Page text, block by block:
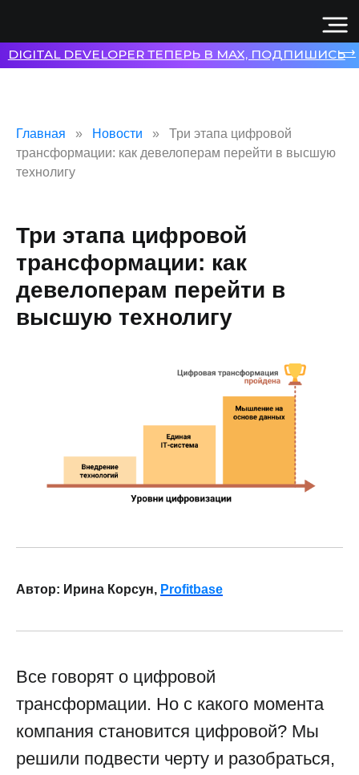
Главная Новости
Три этапа цифровой
трансформации: как девелоперам перейти в высшую
технолигу
Три этапа цифровой
трансформации: как
девелоперам перейти в
высшую технолигу
Автор: Ирина Корсун, Profitbase
Все говорят о цифровой
трансформации. Но с какого момента
компания становится цифровой? Мы
решили подвести черту и разобраться,